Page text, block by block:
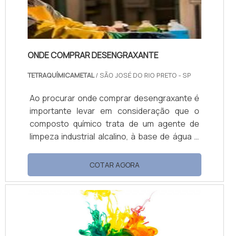
ONDE COMPRAR DESENGRAXANTE
TETRAQUÍMICAMETAL/ SÃO JOSÉ DO RIO PRETO - SP
Ao procurar onde comprar desengraxante é
importante levar em consideração que o
composto químico trata de um agente de
limpeza industrial alcalino, à base de água e
para limpeza perfeita, otimizando o tempo do
funcionário e gastando pouca água, tendo
em vista que essa linha de desengraxante
alcalinos com alto poder de limpeza é
desenvolvida para limpeza em circuitos
fechados.Aplicação do produtoO...
COTAR AGORA